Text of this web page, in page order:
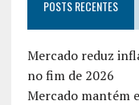
POSTS RECENTES
Mercado reduz
no fim de 2026
Mercado mantém